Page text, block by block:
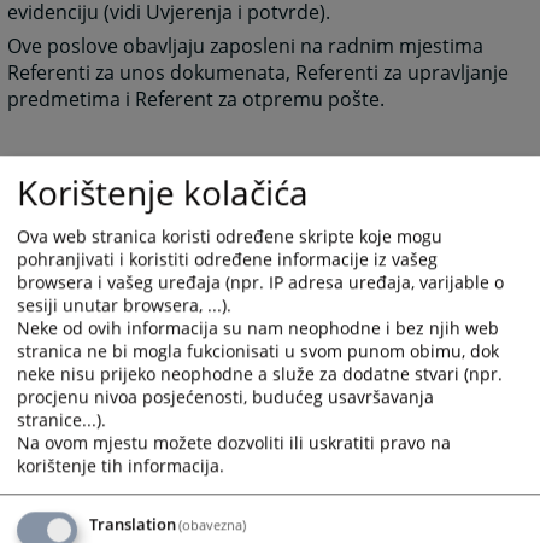
evidenciju (vidi Uvjerenja i potvrde).
Ove poslove obavljaju zaposleni na radnim mjestima
Referenti za unos dokumenata, Referenti za upravljanje
predmetima i Referent za otpremu pošte.
Korištenje kolačića
Ova web stranica koristi određene skripte koje mogu
pohranjivati i koristiti određene informacije iz vašeg
browsera i vašeg uređaja (npr. IP adresa uređaja, varijable o
sesiji unutar browsera, ...).
Neke od ovih informacija su nam neophodne i bez njih web
stranica ne bi mogla fukcionisati u svom punom obimu, dok
neke nisu prijeko neophodne a služe za dodatne stvari (npr.
procjenu nivoa posjećenosti, budućeg usavršavanja
stranice...).
Na ovom mjestu možete dozvoliti ili uskratiti pravo na
korištenje tih informacija.
Translation(obavezna)